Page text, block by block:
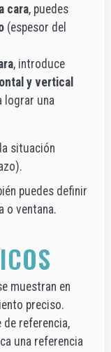
cara, puedes
(espesor del
, introduce
y vertical
lograr una
situación
puedes definir
o ventana.
muestran en
preciso.
referencia,
una referencia